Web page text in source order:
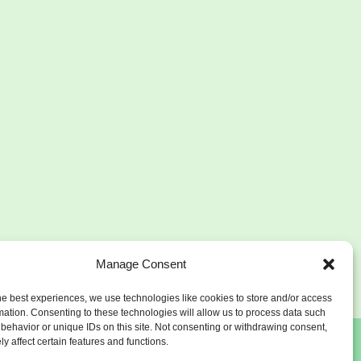
Manage Consent
best experiences, we use technologies like cookies to store and/or access
Consenting to these technologies will allow us to process data such
or unique IDs on this site. Not consenting or withdrawing consent,
affect certain features and functions.